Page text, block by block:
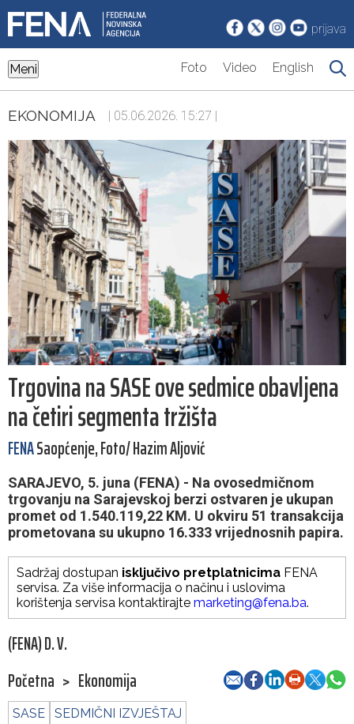
prijava
Meni Foto Video English
EKONOMIJA | 05.06.2026. 15:27 |
Trgovina na SASE ove sedmice obavljena
na četiri segmenta tržišta
FENASaopćenje, Foto/ Hazim Aljović
SARAJEVO, 5. juna (FENA) - Na ovosedmičnom
trgovanju na Sarajevskoj berzi ostvaren je ukupan
promet od 1.540.119,22 KM. U okviru 51 transakcija
prometovana su ukupno 16.333 vrijednosnih papira.
Sadržaj dostupan isključivo pretplatnicima FENA
servisa. Za više informacija o načinu i uslovima
korištenja servisa kontaktirajte marketing@fena.ba.
(FENA) D. V.
Početna > Ekonomija
SASE SEDMIČNI IZVJEŠTAJ